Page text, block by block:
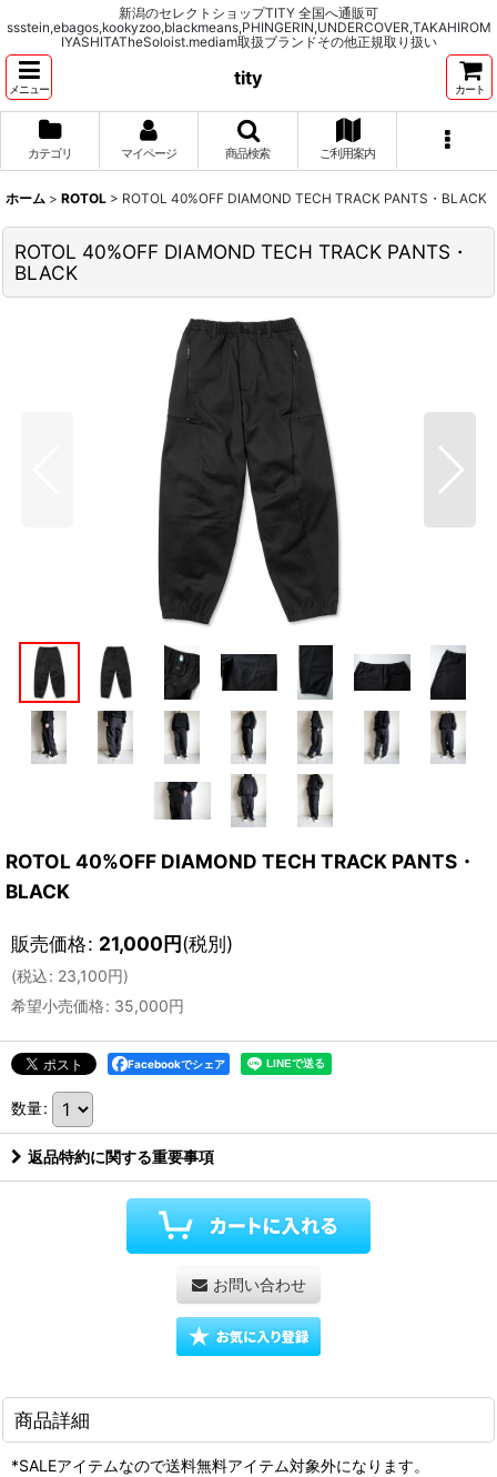
新潟のセレクトショップTITY 全国へ通販可
ssstein,ebagos,kookyzoo,blackmeans,PHINGERIN,UNDERCOVER,TAKAHIROM
IYASHITATheSoloist.mediam取扱ブランドその他正規取り扱い
メニュー
tity
カート
カテゴリ マイページ 商品検索 ご利用案内
ホーム > ROTOL > ROTOL 40%OFF DIAMOND TECH TRACK PANTS・BLACK
ROTOL 40%OFF DIAMOND TECH TRACK PANTS・
BLACK
ROTOL 40%OFF DIAMOND TECH TRACK PANTS・
BLACK
販売価格: 21,000円(税別)
(税込: 23,100円)
希望小売価格: 35,000円
Facebookでシェア
数量:
返品特約に関する重要事項
お問い合わせ
商品詳細
*SALEアイテムなので送料無料アイテム対象外になります。